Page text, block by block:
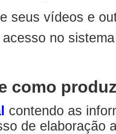
seus vídeos e
no
como
contendo as
de elaboração